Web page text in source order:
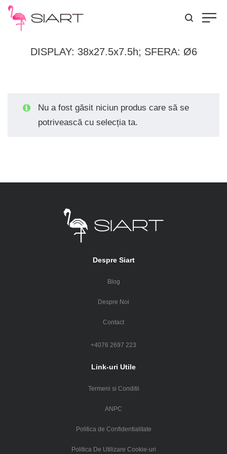
DISPLAY: 38x27.5x7.5h; SFERA: Ø6
Nu a fost găsit niciun produs care să se
potrivească cu selecția ta.
Despre Siart
Blog
Despre Noi
Contact
+4076 2697 223
Link-uri Utile
Termeni si Conditii
ANPC
Politica de Confidentialitate
Politica De Utilizare Cookie-uri